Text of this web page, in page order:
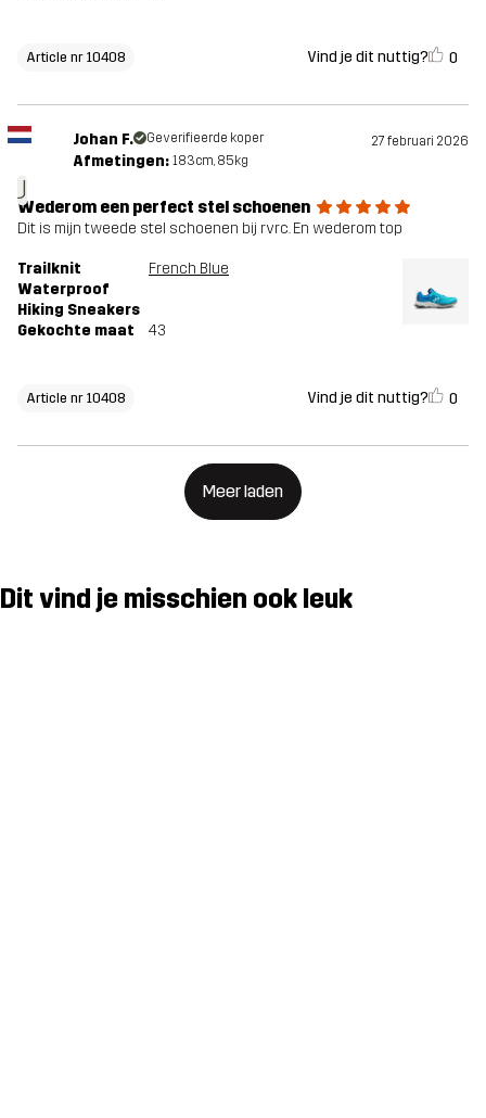
Article nr 10408 Vind je dit nuttig? 0
J
Johan F. Geverifieerde koper 27 februari 2026
Afmetingen: 183cm, 85kg
Wederom een perfect stel schoenen
Dit is mijn tweede stel schoenen bij rvrc. En wederom top
Trailknit
Waterproof
Hiking Sneakers
French Blue
Gekochte maat 43
Article nr 10408 Vind je dit nuttig? 0
Meer laden
Dit vind je misschien ook leuk